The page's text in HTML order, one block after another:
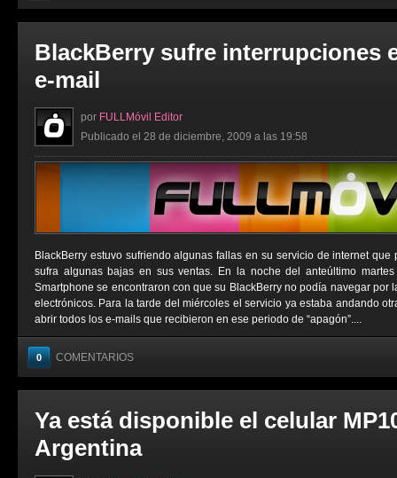
BlackBerry sufre interrupciones
e-mail
por FULLMóvil Editor
Publicado el 28 de diciembre, 2009 a las 19:58
BlackBerry estuvo sufriendo algunas fallas en su servicio de internet
sufra algunas bajas en sus ventas. En la noche del anteúltimo
Smartphone se encontraron con que su BlackBerry no podía navegar por
electrónicos. Para la tarde del miércoles el servicio ya estaba andando
abrir todos los e-mails que recibieron en ese periodo de “apagón”....
0 COMENTARIOS
Ya está disponible el celular
Argentina